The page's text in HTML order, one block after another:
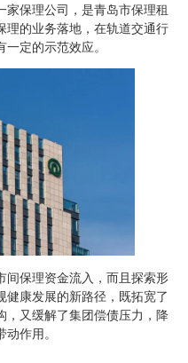
保理公司，是青岛市保理租
理的业务落地，在轨道交通行
定的示范效应。
间保理资金流入，而且探索形
健康发展的新路径，既拓宽了
，又缓解了集团偿债压力，降
作用。